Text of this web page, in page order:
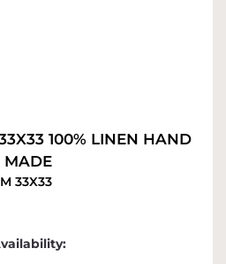
100% LINEN HAND
MADE
33X33